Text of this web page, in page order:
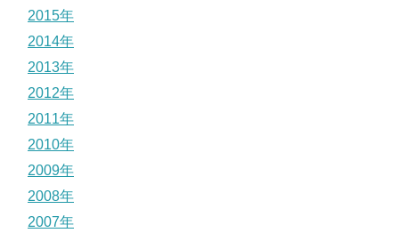
2015年
2014年
2013年
2012年
2011年
2010年
2009年
2008年
2007年